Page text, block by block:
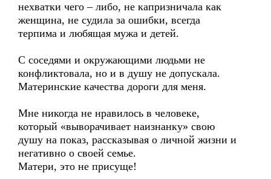
нехватки чего – либо, не капризничала как
женщина, не судила за ошибки, всегда
терпима и любящая мужа и детей.
С соседями и окружающими людьми не
конфликтовала, но и в душу не допускала.
Материнские качества дороги для меня.
Мне никогда не нравилось в человеке,
который «выворачивает наизнанку» свою
душу на показ, рассказывая о личной жизни и
негативно о своей семье.
Матери, это не присуще!